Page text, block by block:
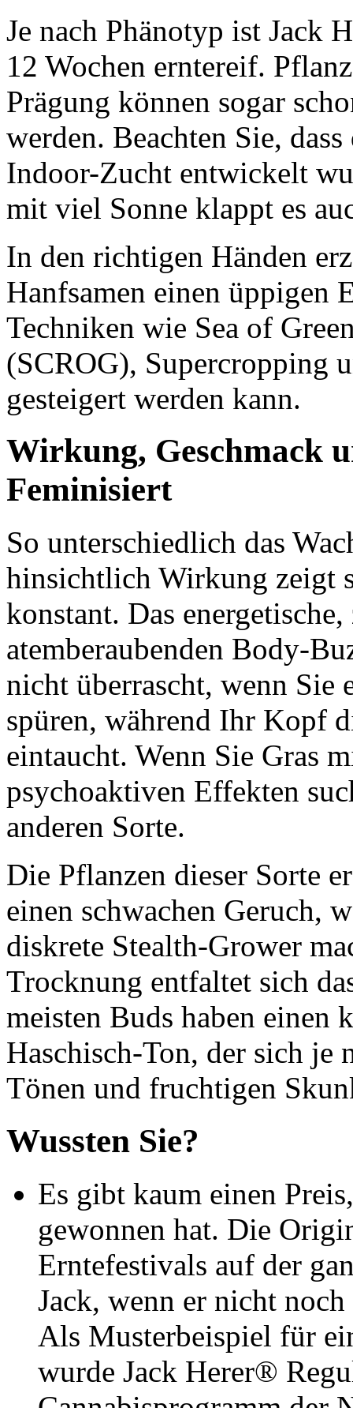
Je nach Phänotyp ist Jack
12 Wochen erntereif.
Prägung können sogar
werden. Beachten Sie,
Indoor-Zucht entwickelt
mit viel Sonne klappt es
In den richtigen Händen
Hanfsamen einen üppigen
Techniken wie Sea of
(SCROG), Supercropping
gesteigert werden kann.
Wirkung, Geschmack
Feminisiert
So unterschiedlich das
hinsichtlich Wirkung zeigt
konstant. Das
atemberaubenden Body-
nicht überrascht, wenn Sie
spüren, während Ihr Kopf
eintaucht. Wenn Sie Gras
psychoaktiven Effekten
anderen Sorte.
Die Pflanzen dieser Sorte
einen schwachen Geruch,
diskrete Stealth-Grower
Trocknung entfaltet sich
meisten Buds haben einen
Haschisch-Ton, der sich je
Tönen und fruchtigen
Wussten Sie?
Es gibt kaum einen
gewonnen hat. Die
Erntefestivals auf der
Jack, wenn er nicht
Als Musterbeispiel für
wurde Jack Herer®